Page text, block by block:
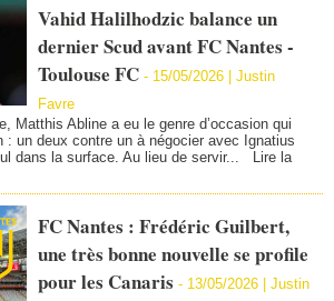
Vahid Halilhodzic balance un
dernier Scud avant FC Nantes -
Toulouse FC - 15/05/2026 |Justin
Favre
Matthis Abline a eu le genre d’occasion qui
: un deux contre un à négocier avec Ignatius
dans la surface. Au lieu de servir...
Lire la
FC Nantes : Frédéric Guilbert,
une très bonne nouvelle se profile
pour les Canaris - 13/05/2026 |Justin